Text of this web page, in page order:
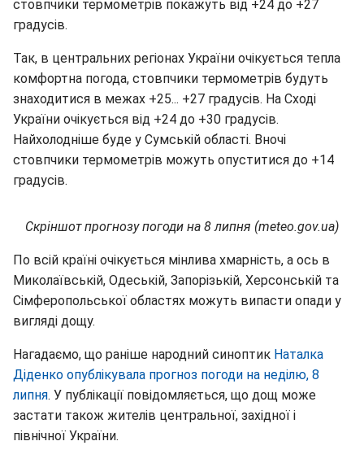
стовпчики термометрів покажуть від +24 до +27
градусів.
Так, в центральних регіонах України очікується тепла
комфортна погода, стовпчики термометрів будуть
знаходитися в межах +25... +27 градусів. На Сході
України очікується від +24 до +30 градусів.
Найхолодніше буде у Сумській області. Вночі
стовпчики термометрів можуть опуститися до +14
градусів.
Скріншот прогнозу погоди на 8 липня (meteo.gov.ua)
По всій країні очікується мінлива хмарність, а ось в
Миколаївській, Одеській, Запорізькій, Херсонській та
Сімферопольської областях можуть випасти опади у
вигляді дощу.
Нагадаємо, що раніше народний синоптик Наталка
Діденко опублікувала прогноз погоди на неділю, 8
липня. У публікації повідомляється, що дощ може
застати також жителів центральної, західної і
північної України.